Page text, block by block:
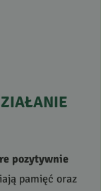
pozytywnie
pamięć oraz